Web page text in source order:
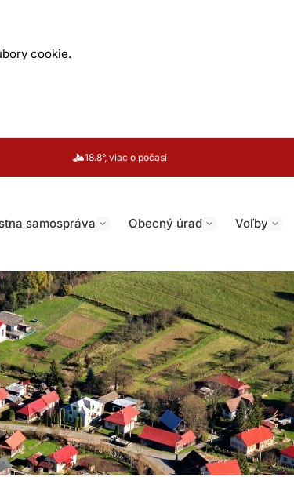
cookie.
18.8°, viac o počasí
samospráva Obecný úrad Voľby